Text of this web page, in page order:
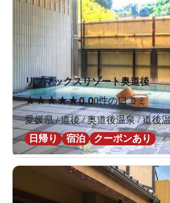
リブマックスリゾート奥道後
★★★★★0.00件の口コミ
愛媛県 / 道後 / 奥道後温泉 / 道後
日帰り
宿泊 クーポンあり